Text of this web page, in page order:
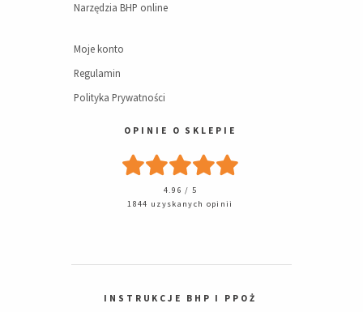
Narzędzia BHP online
Moje konto
Regulamin
Polityka Prywatności
OPINIE O SKLEPIE
4.96 / 5
1844 uzyskanych opinii
INSTRUKCJE BHP I PPOŻ